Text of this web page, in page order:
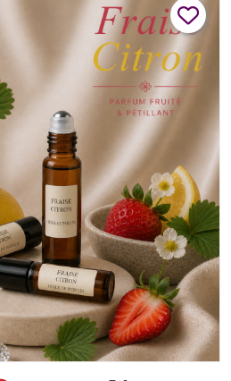
Anniversaire Fête des Mères Noël